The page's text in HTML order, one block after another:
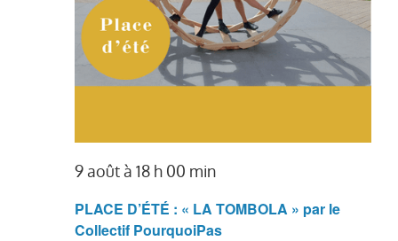
PLACE D’ÉTÉ : « LA TOMBOLA » par le
Collectif PourquoiPas
9 août à 18 h 00 min